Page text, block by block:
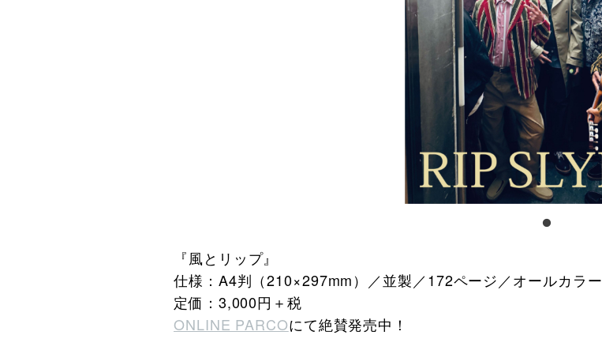
『⾵とリップ』
仕様：A4判（210×297mm）／並製／172ページ／オールカラー​
定価：3,000円＋税
ONLINE PARCOにて絶賛発売中！